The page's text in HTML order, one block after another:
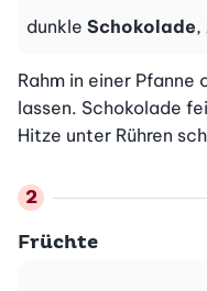
dunkle Schokolade,
Rahm in einer
lassen. Schokolade
Hitze unter Rühren
Früchte